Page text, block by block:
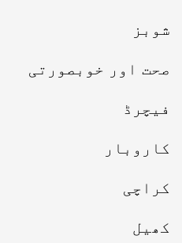
شوبز
صحت اور خوبصورتی
فیچرڈ
کاروبار
کراچی
کھیل